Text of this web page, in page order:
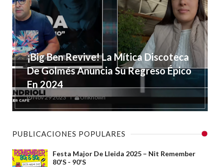
¡Big Ben Revive! La Mítica Discoteca
De Golmés Anuncia Su Regreso Épico
En 2024
Nov 29 2023 Unknown
PUBLICACIONES POPULARES
Festa Major De Lleida 2025 – Nit Remember
80's - 90's